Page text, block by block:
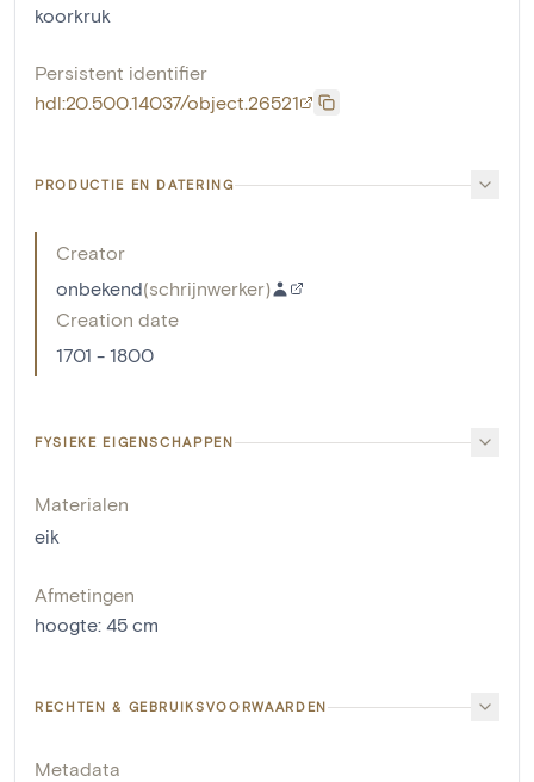
koorkruk
Persistent identifier
hdl:20.500.14037/object.26521
PRODUCTIE EN DATERING
Creator
onbekend(schrijnwerker)
Creation date
1701 - 1800
FYSIEKE EIGENSCHAPPEN
Materialen
eik
Afmetingen
hoogte: 45 cm
RECHTEN & GEBRUIKSVOORWAARDEN
Metadata